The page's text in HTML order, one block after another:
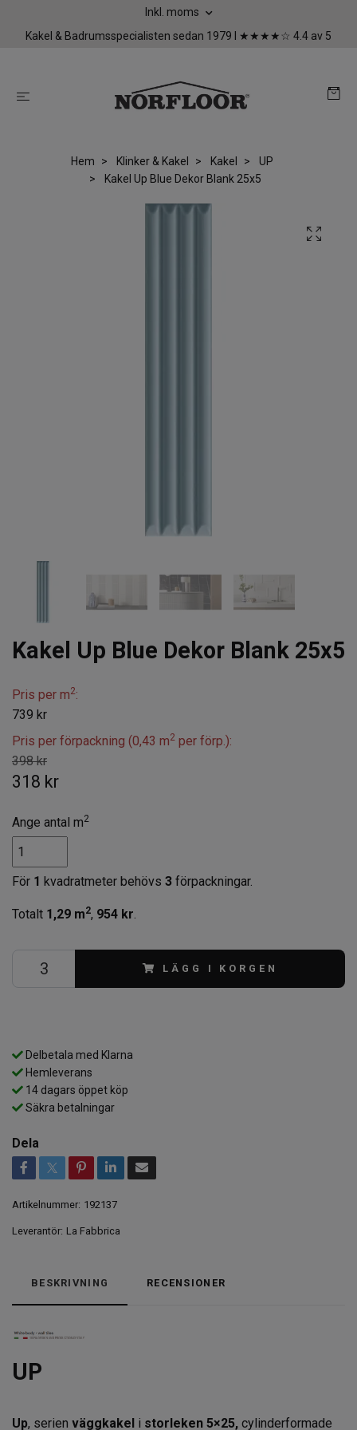
Inkl. moms
Kakel & Badrumsspecialisten sedan 1979 I ★★★★☆ 4.4 av 5
Hem Klinker & Kakel Kakel
UP
Kakel Up Blue Dekor Blank 25x5
Kakel Up Blue Dekor Blank 25x5
Pris per m2:
739 kr
Pris per förpackning (0,43 m2 per förp.):
398 kr
318 kr
Ange antal m2
För 1 kvadratmeter behövs 3 förpackningar.
Totalt 1,29 m2, 954 kr.
LÄGG I KORGEN
Delbetala med Klarna
Hemleverans
14 dagars öppet köp
Säkra betalningar
Dela
Artikelnummer: 192137
Leverantör: La Fabbrica
BESKRIVNING RECENSIONER
UP
Up, serien väggkakel i storleken 5×25, cylinderformade